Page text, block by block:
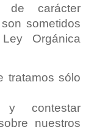
de carácter
sometidos
Orgánica
tratamos sólo
y contestar
nuestros